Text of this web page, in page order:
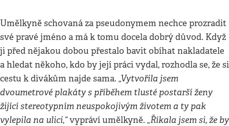
Umělkyně schovaná za pseudonymem nechce prozradit
své pravé jméno a má k tomu docela dobrý důvod. Když
ji před nějakou dobou přestalo bavit obíhat nakladatele
a hledat někoho, kdo by její práci vydal, rozhodla se, že si
cestu k divákům najde sama. „Vytvořila jsem
dvoumetrové plakáty s příběhem tlusté postarší ženy
žijící stereotypním neuspokojivým životem a ty pak
vylepila na ulici,“vypráví umělkyně. „Říkala jsem si, že by